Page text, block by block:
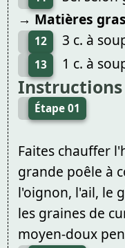
→ Matières
12 3 c. à
13 1 c. à
Instructions
Étape 01
Faites chauffer
grande poêle à
l'oignon, l'ail, le
les graines de
moyen-doux